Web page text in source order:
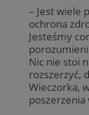
– Jest wiele
ochrona
Jesteśmy
Nic nie stoi
rozszerzyć,
Wieczorka,
poszerzenia